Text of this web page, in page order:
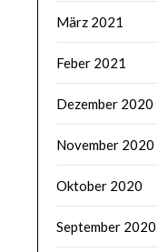
März 2021
Feber 2021
Dezember 2020
November 2020
Oktober 2020
September 2020